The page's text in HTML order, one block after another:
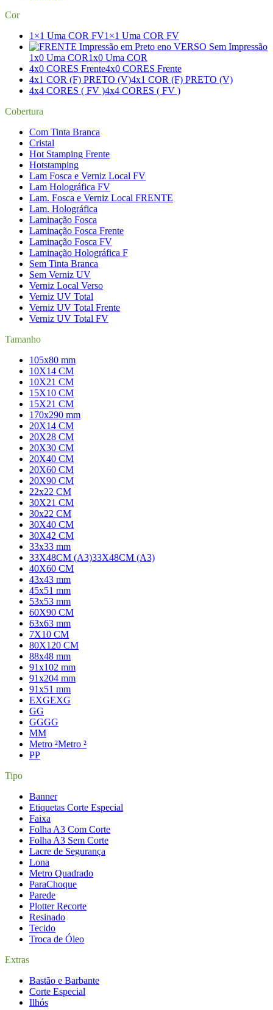
Cor
1×1 Uma COR FV1×1 Uma COR FV
1x0 Uma COR1x0 Uma COR
4x0 CORES Frente4x0 CORES Frente
4x1 COR (F) PRETO (V)4x1 COR (F) PRETO (V)
4x4 CORES ( FV )4x4 CORES ( FV )
Cobertura
Com Tinta Branca
Cristal
Hot Stamping Frente
Hotstamping
Lam Fosca e Verniz Local FV
Lam Holográfica FV
Lam. Fosca e Verniz Local FRENTE
Lam. Holográfica
Laminação Fosca
Laminação Fosca Frente
Laminação Fosca FV
Laminação Holográfica F
Sem Tinta Branca
Sem Verniz UV
Verniz Local Verso
Verniz UV Total
Verniz UV Total Frente
Verniz UV Total FV
Tamanho
105x80 mm
10X14 CM
10X21 CM
15X10 CM
15X21 CM
170x290 mm
20X14 CM
20X28 CM
20X30 CM
20X40 CM
20X60 CM
20X90 CM
22x22 CM
30X21 CM
30x22 CM
30X40 CM
30X42 CM
33x33 mm
33X48CM (A3)33X48CM (A3)
40X60 CM
43x43 mm
45x51 mm
53x53 mm
60X90 CM
63x63 mm
7X10 CM
80X120 CM
88x48 mm
91x102 mm
91x204 mm
91x51 mm
EXGEXG
GG
GGGG
MM
Metro ²Metro ²
PP
Tipo
Banner
Etiquetas Corte Especial
Faixa
Folha A3 Com Corte
Folha A3 Sem Corte
Lacre de Segurança
Lona
Metro Quadrado
ParaChoque
Parede
Plotter Recorte
Resinado
Tecido
Troca de Óleo
Extras
Bastão e Barbante
Corte Especial
Ilhós